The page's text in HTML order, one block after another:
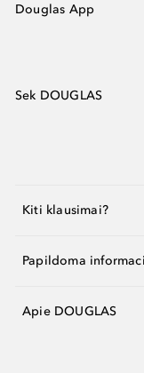
Douglas App
Sek DOUGLAS
Kiti klausimai?
Papildoma
Apie DOUGLAS